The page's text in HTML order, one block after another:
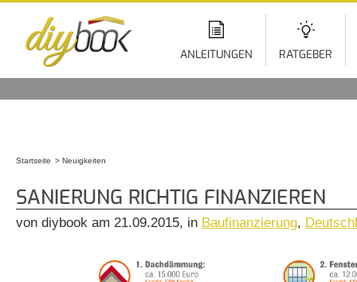
ANLEITUNGEN RATGEBER
Startseite Neuigkeiten
SANIERUNG RICHTIG FINANZIEREN
von diybook am 21.09.2015, in Baufinanzierung,